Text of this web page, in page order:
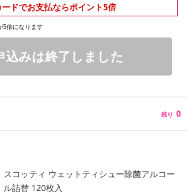
ドでお支払ならポイント5倍
5倍になります
込みは終了しました
残り 0
スコッティ ウェットティシュー除菌アルコー
ル詰替 120枚入